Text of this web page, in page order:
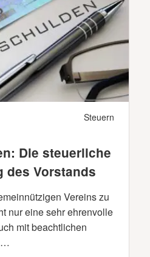
Steuern
Die steuerliche
des Vorstands
Vereins zu
nur eine sehr ehrenvolle
mit beachtlichen
…